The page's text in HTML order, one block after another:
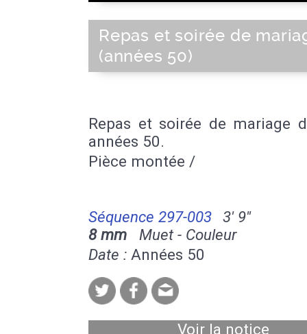
Repas et soirée de
(années 50)
Repas et soirée de mariage
années 50.
Pièce montée /
Séquence 297-003
3' 9''
8 mm Muet - Couleur
Date : Années 50
Voir la notice